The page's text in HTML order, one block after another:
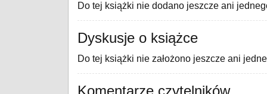
Do tej książki nie dodano jeszcze ani
Dyskusje o książce
Do tej książki nie założono jeszcze ani
Komentarze czytelników